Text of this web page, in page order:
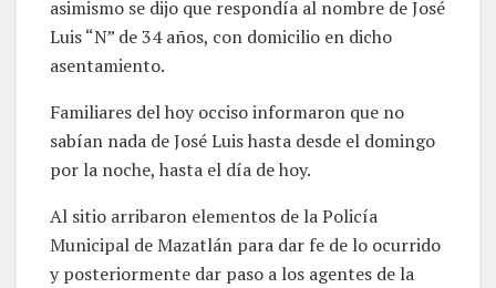
asimismo se dijo que respondía al nombre de José
Luis “N” de 34 años, con domicilio en dicho
asentamiento.
Familiares del hoy occiso informaron que no
sabían nada de José Luis hasta desde el domingo
por la noche, hasta el día de hoy.
Al sitio arribaron elementos de la Policía
Municipal de Mazatlán para dar fe de lo ocurrido
y posteriormente dar paso a los agentes de la